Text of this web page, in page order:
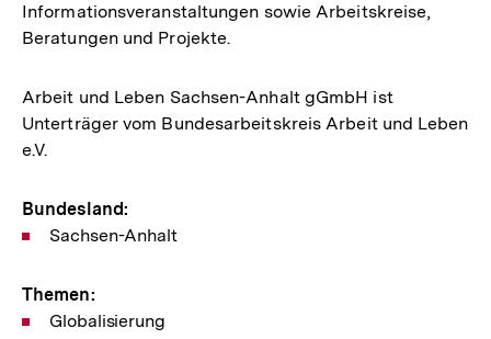
Informationsveranstaltungen sowie Arbeitskreise,
Beratungen und Projekte.
Arbeit und Leben Sachsen-Anhalt gGmbH ist
Unterträger vom Bundesarbeitskreis Arbeit und Leben
e.V.
Bundesland:
Sachsen-Anhalt
Themen:
Globalisierung